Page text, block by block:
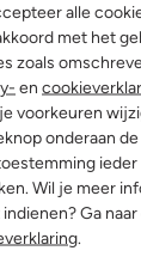
alle
met het
zoals
en
voorkeuren
onderaan
Wil je meer
Ga
.
€
+
jou?